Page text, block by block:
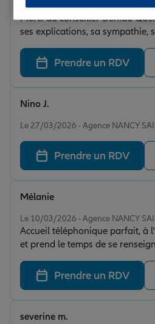
Le 27/03/2026 - Agence NANCY
Merci au conseiller Deniau Quentin pour la
ses explications, sa sympathie,
Prendre un RDV
Le 27/03/2026 - Agence NANCY
Nino J.
Prendre un RDV
Le 10/03/2026 - Agence NANCY
Accueil téléphonique parfait, à l'écoute des demandes
et prend le temps de se
Mélanie
Prendre un RDV
severine m.